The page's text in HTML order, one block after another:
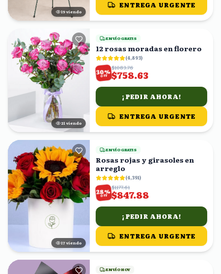
20 viendo
ENTREGA URGENTE
20 viendo
ENVÍO GRATIS
12 rosas moradas en florero
(4,893)
30%
OFF
$1083.76
$758.63
¡PEDIR AHORA!
ENTREGA URGENTE
18 viendo
ENVÍO GRATIS
Rosas rojas y girasoles en
arreglo
(4,391)
28%
OFF
$1177.61
$847.88
¡PEDIR AHORA!
ENTREGA URGENTE
ENVÍO HOY